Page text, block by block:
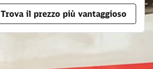
Trova il prezzo più vantaggioso